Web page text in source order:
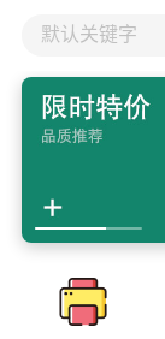
默认关键字